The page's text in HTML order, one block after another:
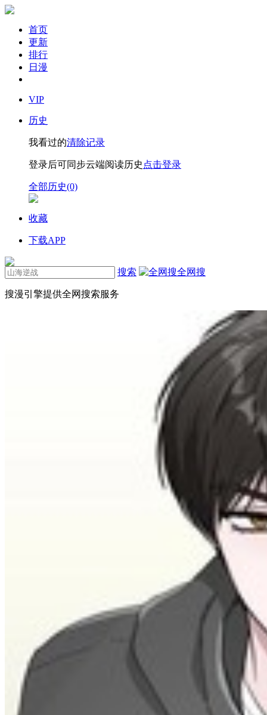
首页
更新
排行
日漫
VIP
历史
我看过的清除记录
登录后可同步云端阅读历史 点击登录
全部历史(0)
收藏
下载APP
搜索 全网搜
搜漫引擎提供全网搜索服务